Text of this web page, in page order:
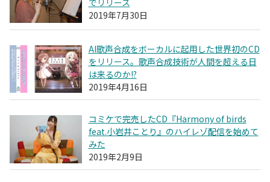
でリリース
2019年7月30日
AI歌声合成をボーカルに起用した世界初のCD
をリリース。歌声合成技術が人間を超える日
は来るのか!?
2019年4月16日
コミケで完売したCD『Harmony of birds
feat.小岩井ことり』のハイレゾ配信を始めて
みた
2019年2月9日